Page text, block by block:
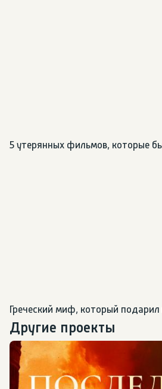
5 утерянных фильмов, которые
Греческий миф, который
Другие проекты